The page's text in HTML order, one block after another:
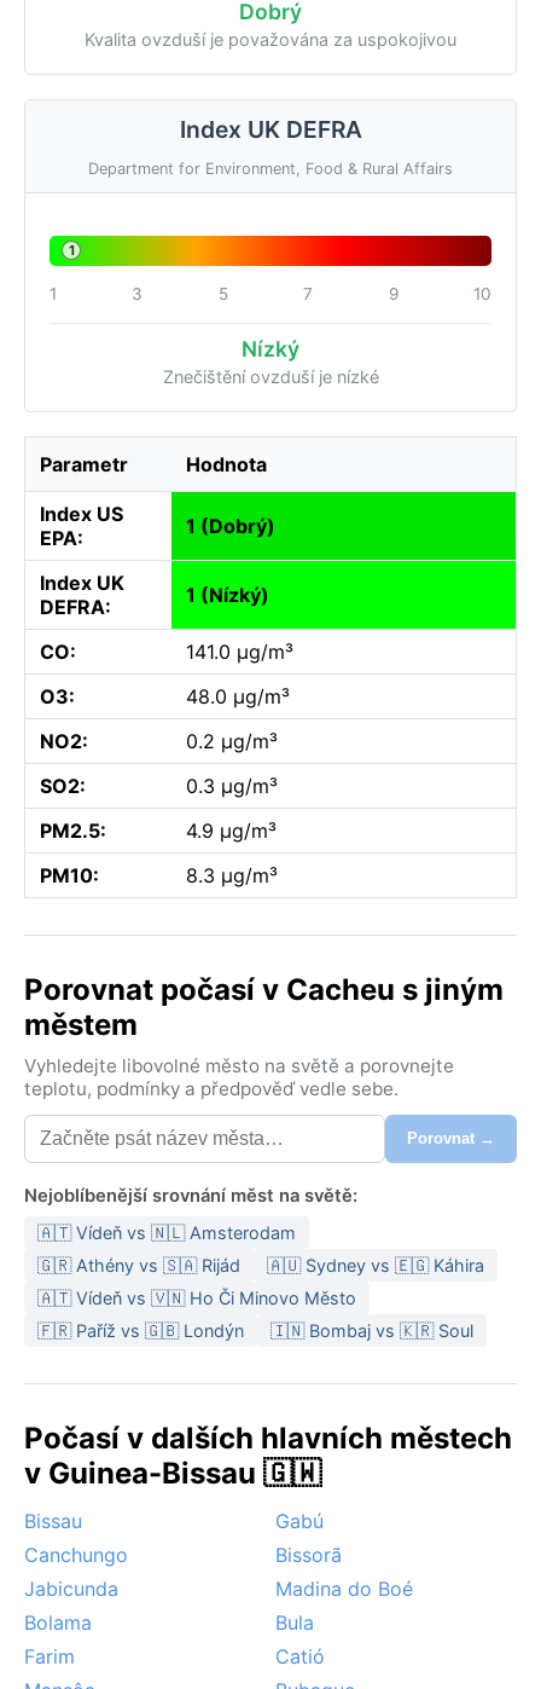
Dobrý
Kvalita ovzduší je považována za uspokojivou
Index UK DEFRA
Department for Environment, Food & Rural Affairs
1
1 3 5 7 9 10
Nízký
Znečištění ovzduší je nízké
Parametr Hodnota
Index US
EPA:
1 (Dobrý)
Index UK
DEFRA:
1 (Nízký)
CO:
141.0 µg/m³
O3:
48.0 µg/m³
NO2:
0.2 µg/m³
SO2:
0.3 µg/m³
PM2.5:
4.9 µg/m³
PM10:
8.3 µg/m³
Porovnat počasí v Cacheu s jiným
městem
Vyhledejte libovolné město na světě a porovnejte
teplotu, podmínky a předpověď vedle sebe.
Porovnat →
Nejoblíbenější srovnání měst na světě:
🇦🇹 Vídeň vs 🇳🇱 Amsterodam
🇬🇷 Athény vs 🇸🇦 Rijád
🇦🇺 Sydney vs 🇪🇬 Káhira
🇦🇹 Vídeň vs 🇻🇳 Ho Či Minovo Město
🇫🇷 Paříž vs 🇬🇧 Londýn
🇮🇳 Bombaj vs 🇰🇷 Soul
Počasí v dalších hlavních městech
v Guinea-Bissau 🇬🇼
Bissau
Gabú
Canchungo
Bissorã
Jabicunda
Madina do Boé
Bolama
Bula
Farim
Catió